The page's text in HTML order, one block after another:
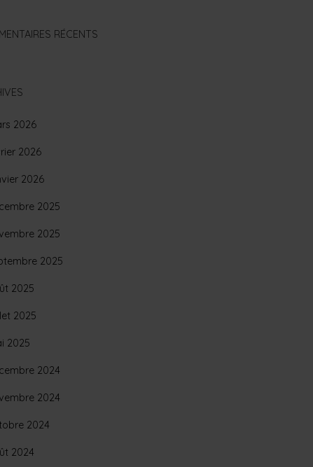
RÉCENTS
2026
2026
2026
2025
2025
2025
2025
2025
2025
2024
2024
2024
2024